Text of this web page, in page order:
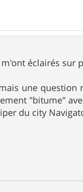
éclairés sur
une
"bitume"
du city